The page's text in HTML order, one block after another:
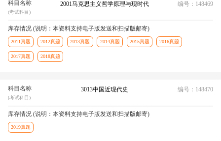
科目名称
(考试科目)
2001马克思主义哲学原理与现时代 编号：148469
库存情况 (说明：本资料支持电子版发送和扫描版邮寄)
2011真题 2012真题 2013真题 2014真题 2015真题 2016真题
2017真题 2018真题
科目名称
(考试科目)
3013中国近现代史 编号：148470
库存情况 (说明：本资料支持电子版发送和扫描版邮寄)
2019真题